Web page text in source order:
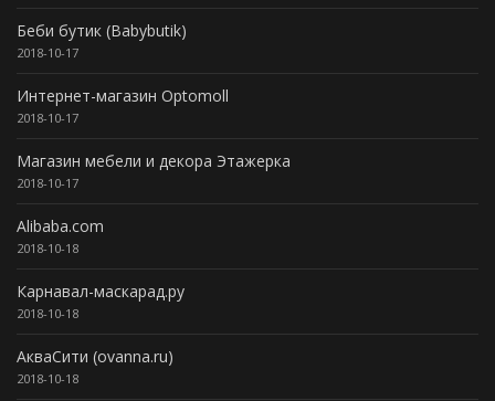
Беби бутик (Babybutik)
2018-10-17
Интернет-магазин Optomoll
2018-10-17
Магазин мебели и декора Этажерка
2018-10-17
Alibaba.com
2018-10-18
Карнавал-маскарад.ру
2018-10-18
АкваСити (ovanna.ru)
2018-10-18